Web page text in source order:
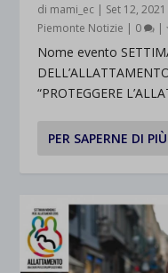
di mami_ec | Set 12, 2021
Piemonte Notizie | 0 |
Nome evento
“PROTEGGERE
PER SAPERNE DI PIÙ